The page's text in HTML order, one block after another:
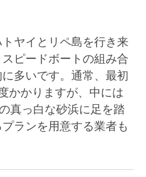
ヤイとリペ島を行き来
ピードボートの組み合
多いです。通常、最初
かかりますが、中には
真っ白な砂浜に足を踏
ランを用意する業者も